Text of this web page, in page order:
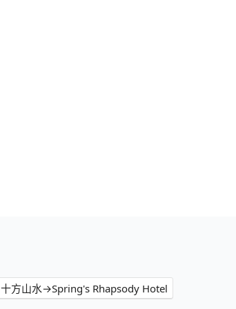
十方山水→Spring's Rhapsody Hotel